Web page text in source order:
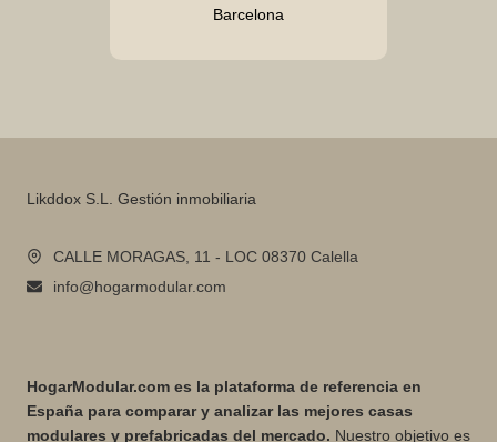
Barcelona
Likddox S.L. Gestión inmobiliaria
CALLE MORAGAS, 11 - LOC 08370 Calella
info@hogarmodular.com
HogarModular.com es la plataforma de referencia en
España para comparar y analizar las mejores casas
modulares y prefabricadas del mercado. Nuestro objetivo es